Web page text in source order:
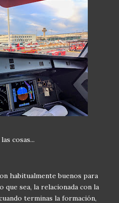
cosas...
habitualmente buenos para
sea, la relacionada con la
terminas la formación,